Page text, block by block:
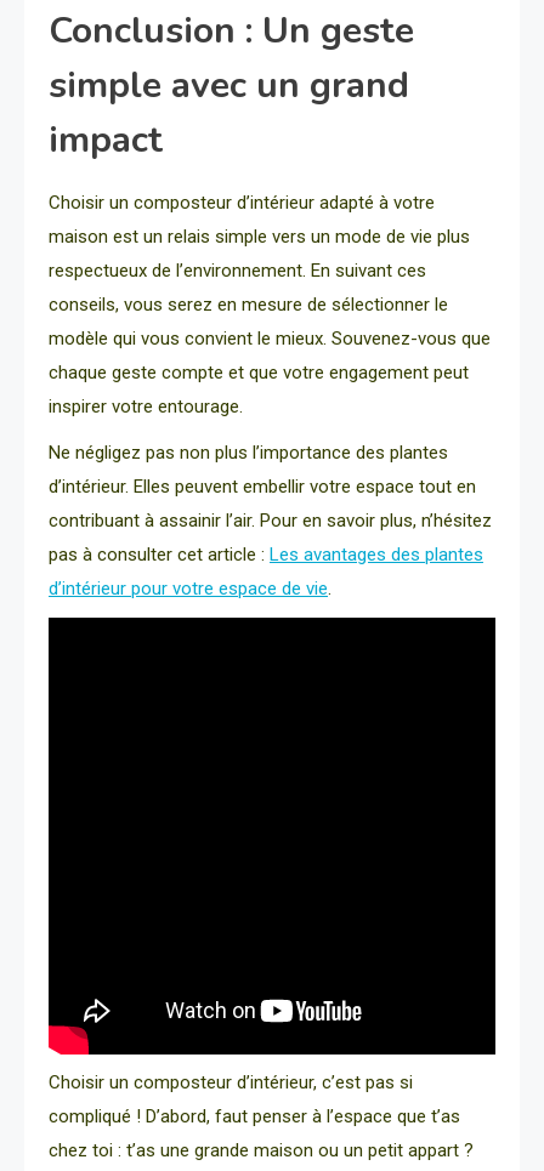
Conclusion : Un geste
simple avec un grand
impact
Choisir un composteur d’intérieur adapté à votre
maison est un relais simple vers un mode de vie plus
respectueux de l’environnement. En suivant ces
conseils, vous serez en mesure de sélectionner le
modèle qui vous convient le mieux. Souvenez-vous que
chaque geste compte et que votre engagement peut
inspirer votre entourage.
Ne négligez pas non plus l’importance des plantes
d’intérieur. Elles peuvent embellir votre espace tout en
contribuant à assainir l’air. Pour en savoir plus, n’hésitez
pas à consulter cet article : Les avantages des plantes
d’intérieur pour votre espace de vie.
Choisir un composteur d’intérieur, c’est pas si
compliqué ! D’abord, faut penser à l’espace que t’as
chez toi : t’as une grande maison ou un petit appart ?